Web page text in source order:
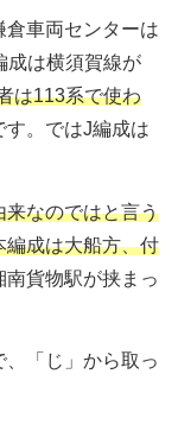
倉車両センターは
成は横須賀線が
は113系で使わ
す。ではJ編成は
来なのではと言う
編成は大船方、付
貨物駅が挟まっ
、「じ」から取っ